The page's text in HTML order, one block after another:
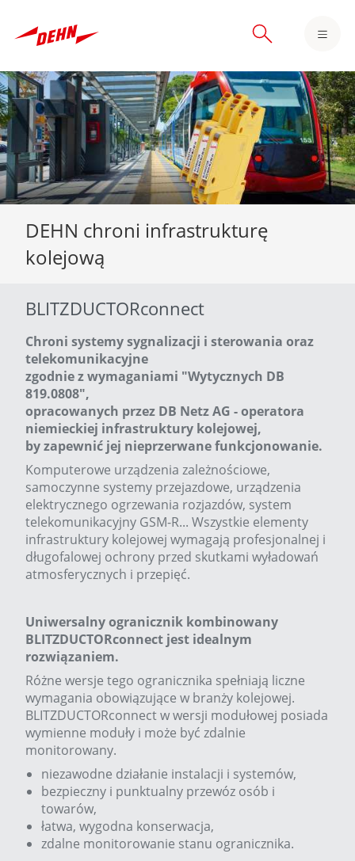
Skip
to
main
content
DEHN chroni infrastrukturę
kolejową
BLITZDUCTORconnect
Chroni systemy sygnalizacji i sterowania oraz
telekomunikacyjne
zgodnie z wymaganiami "Wytycznych DB
819.0808",
opracowanych przez DB Netz AG - operatora
niemieckiej infrastruktury kolejowej,
by zapewnić jej nieprzerwane funkcjonowanie.
Komputerowe urządzenia zależnościowe,
samoczynne systemy przejazdowe, urządzenia
elektrycznego ogrzewania rozjazdów, system
telekomunikacyjny GSM-R... Wszystkie elementy
infrastruktury kolejowej wymagają profesjonalnej i
długofalowej ochrony przed skutkami wyładowań
atmosferycznych i przepięć.
Uniwersalny ogranicznik kombinowany
BLITZDUCTORconnect jest idealnym
rozwiązaniem.
Różne wersje tego ogranicznika spełniają liczne
wymagania obowiązujące w branży kolejowej.
BLITZDUCTORconnect w wersji modułowej posiada
wymienne moduły i może być zdalnie
monitorowany.
niezawodne działanie instalacji i systemów,
bezpieczny i punktualny przewóz osób i
towarów,
łatwa, wygodna konserwacja,
zdalne monitorowanie stanu ogranicznika.